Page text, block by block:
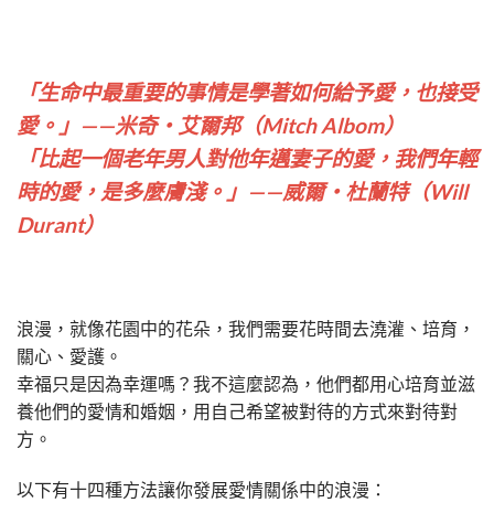
「生命中最重要的事情是學著如何給予愛，也接受
愛。」——米奇‧艾爾邦（Mitch Albom）
「比起一個老年男人對他年邁妻子的愛，我們年輕
時的愛，是多麼膚淺。」——威爾‧杜蘭特（Will
Durant）
浪漫，就像花園中的花朵，我們需要花時間去澆灌、培育，
關心、愛護。
幸福只是因為幸運嗎？我不這麼認為，他們都用心培育並滋
養他們的愛情和婚姻，用自己希望被對待的方式來對待對
方。
以下有十四種方法讓你發展愛情關係中的浪漫：